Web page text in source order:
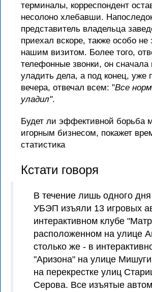
терминалы, корреспондент
несолоно хлебавши.
представитель владельца
приехал вскоре, также особо не
нашим визитом. Более того,
телефонные звонки, он сначала
уладить дела, а под конец, уже
вечера, отвечал всем: "Все
уладил".
Будет ли эффективной борьба
игорным бизнесом, покажет
статистика
Кстати говоря
В течение лишь одного дня
УБЭП изъяли 13 игровых
интерактивном клубе
расположенном на улице
столько же - в
"Аризона" на улице
на перекрестке улиц
Серова. Все изъятые